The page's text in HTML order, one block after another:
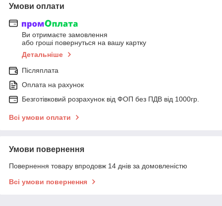
Умови оплати
Ви отримаєте замовлення
або гроші повернуться на вашу картку
Детальніше
Післяплата
Оплата на рахунок
Безготівковий розрахунок від ФОП без ПДВ від 1000гр.
Всі умови оплати
Умови повернення
Повернення товару впродовж 14 днів за домовленістю
Всі умови повернення